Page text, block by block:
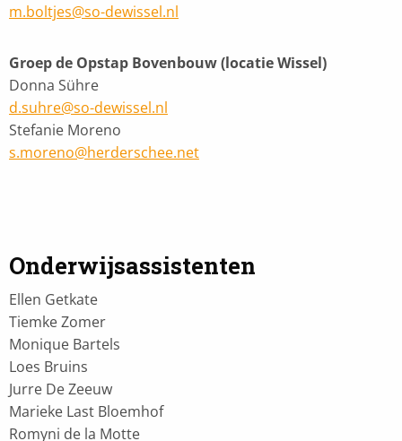
m.boltjes@so-dewissel.nl
Groep de Opstap Bovenbouw (locatie Wissel)
Donna Sühre
d.suhre@so-dewissel.nl
Stefanie Moreno
s.moreno@herderschee.net
Onderwijsassistenten
Ellen Getkate
Tiemke Zomer
Monique Bartels
Loes Bruins
Jurre De Zeeuw
Marieke Last Bloemhof
Romyni de la Motte